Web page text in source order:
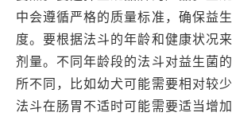
中会遵循严格的质量标准，确保益
度。要根据法斗的年龄和健康状况
剂量。不同年龄段的法斗对益生菌
所不同，比如幼犬可能需要相对较
法斗在肠胃不适时可能需要适当增加